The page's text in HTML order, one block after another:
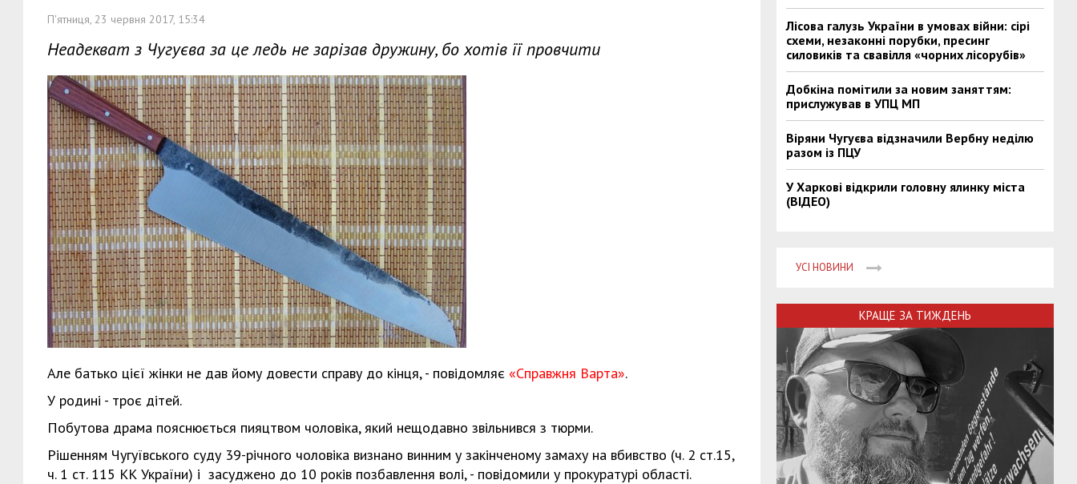
П'ятниця, 23 червня 2017, 15:34
Неадекват з Чугуєва за це ледь не зарізав дружину, бо хотів її провчити
Але батько цієї жінки не дав йому довести справу до кінця, - повідомляє «Справжня Варта».
У родині - троє дітей.
Побутова драма пояснюється пияцтвом чоловіка, який нещодавно звільнився з тюрми.
Рішенням Чугуївського суду 39-річного чоловіка визнано винним у закінченому замаху на вбивство (ч. 2 ст.15,
ч. 1 ст. 115 КК України) і засуджено до 10 років позбавлення волі, - повідомили у прокуратурі області.
Лісова галузь України в умовах війни: сірі
схеми, незаконні порубки, пресинг
силовиків та свавілля «чорних лісорубів»
Добкіна помітили за новим заняттям:
прислужував в УПЦ МП
Віряни Чугуєва відзначили Вербну неділю
разом із ПЦУ
У Харкові відкрили головну ялинку міста
(ВІДЕО)
УСІ НОВИНИ
КРАЩЕ ЗА ТИЖДЕНЬ